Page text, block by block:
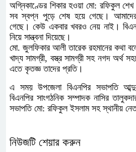
অগ্নিকাণ্ডের শিকার হওয়া মো: রফিকুল
সব স্বপ্ন পুড়ে শেষ হয়ে গেছে।
গেছে। কেউ একবার খবরও নেয় নাই।
নিয়ে সান্ত্বনা দিয়েছে।
মো. জুলফিকার আলী তারেক রহমানের কথা
খাদ্য সামগ্রী, বস্ত্র সামগ্রী সহ নগদ অর্থ
এতে কৃতজ্ঞ তাদের প্রতি।
এ সময় উপজেলা বিএনপির সভাপতি
বিএনপির সাংগঠনিক সম্পাদক নাসির
সভাপতি মো: রফিকুল ইসলাম সহ স্থানীয়
নিউজটি শেয়ার করুন